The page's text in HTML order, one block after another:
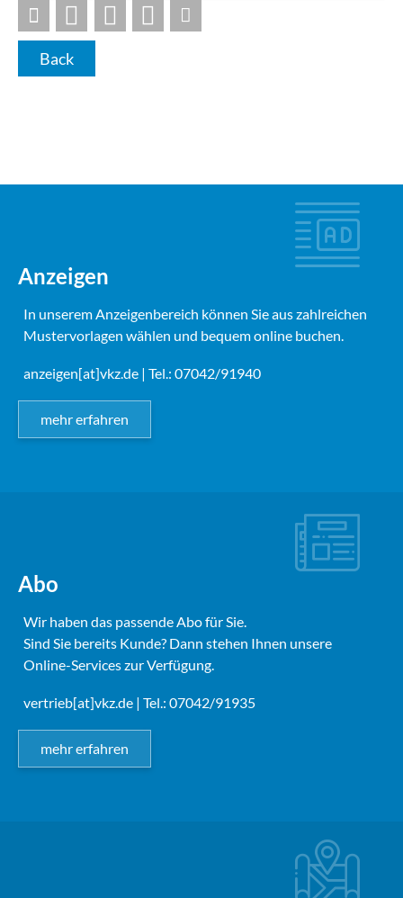
Back
Anzeigen
In unserem Anzeigenbereich können Sie aus zahlreichen
Mustervorlagen wählen und bequem online buchen.
anzeigen[at]vkz.de | Tel.: 07042/91940
mehr erfahren
Abo
Wir haben das passende Abo für Sie.
Sind Sie bereits Kunde? Dann stehen Ihnen unsere
Online-Services zur Verfügung.
vertrieb[at]vkz.de | Tel.: 07042/91935
mehr erfahren